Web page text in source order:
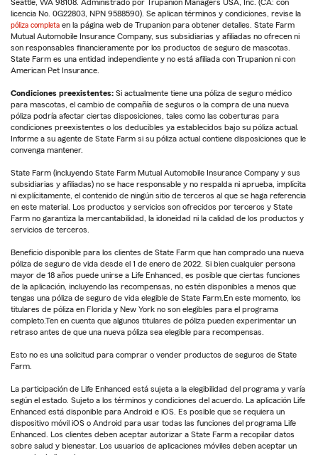
Seattle, WA 98108. Administrado por Trupanion Managers USA, Inc. (CA: con
licencia No. 0G22803, NPN 9588590). Se aplican términos y condiciones, revise la
póliza completa en la página web de Trupanion para obtener detalles. State Farm
Mutual Automobile Insurance Company, sus subsidiarias y afiliadas no ofrecen ni
son responsables financieramente por los productos de seguro de mascotas.
State Farm es una entidad independiente y no está afiliada con Trupanion ni con
American Pet Insurance.
Condiciones preexistentes: Si actualmente tiene una póliza de seguro médico
para mascotas, el cambio de compañía de seguros o la compra de una nueva
póliza podría afectar ciertas disposiciones, tales como las coberturas para
condiciones preexistentes o los deducibles ya establecidos bajo su póliza actual.
Informe a su agente de State Farm si su póliza actual contiene disposiciones que le
convenga mantener.
State Farm (incluyendo State Farm Mutual Automobile Insurance Company y sus
subsidiarias y afiliadas) no se hace responsable y no respalda ni aprueba, implícita
ni explícitamente, el contenido de ningún sitio de terceros al que se haga referencia
en este material. Los productos y servicios son ofrecidos por terceros y State
Farm no garantiza la mercantabilidad, la idoneidad ni la calidad de los productos y
servicios de terceros.
Beneficio disponible para los clientes de State Farm que han comprado una nueva
póliza de seguro de vida desde el 1 de enero de 2022. Si bien cualquier persona
mayor de 18 años puede unirse a Life Enhanced, es posible que ciertas funciones
de la aplicación, incluyendo las recompensas, no estén disponibles a menos que
tengas una póliza de seguro de vida elegible de State Farm.En este momento, los
titulares de póliza en Florida y New York no son elegibles para el programa
completo.Ten en cuenta que algunos titulares de póliza pueden experimentar un
retraso antes de que una nueva póliza sea elegible para recompensas.
Esto no es una solicitud para comprar o vender productos de seguros de State
Farm.
La participación de Life Enhanced está sujeta a la elegibilidad del programa y varía
según el estado. Sujeto a los términos y condiciones del acuerdo. La aplicación Life
Enhanced está disponible para Android e iOS. Es posible que se requiera un
dispositivo móvil iOS o Android para usar todas las funciones del programa Life
Enhanced. Los clientes deben aceptar autorizar a State Farm a recopilar datos
sobre salud y bienestar. Los usuarios de aplicaciones móviles deben aceptar un